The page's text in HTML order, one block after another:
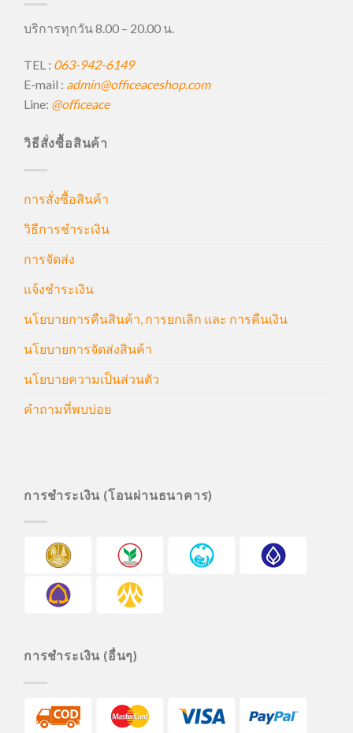
บริการทุกวัน 8.00 – 20.00 น.
TEL : 063-942-6149
E-mail : admin@officeaceshop.com
Line: @officeace
วิธีสั่งซื้อสินค้า
การสั่งซื้อสินค้า
วิธีการชำระเงิน
การจัดส่ง
แจ้งชำระเงิน
นโยบายการคืนสินค้า, การยกเลิก และ การคืนเงิน
นโยบายการจัดส่งสินค้า
นโยบายความเป็นส่วนตัว
คำถามที่พบบ่อย
การชำระเงิน (โอนผ่านธนาคาร)
การชำระเงิน (อื่นๆ)